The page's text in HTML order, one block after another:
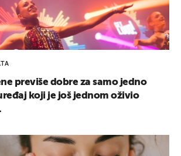
previše dobre za samo jedno
koji je još jednom oživio